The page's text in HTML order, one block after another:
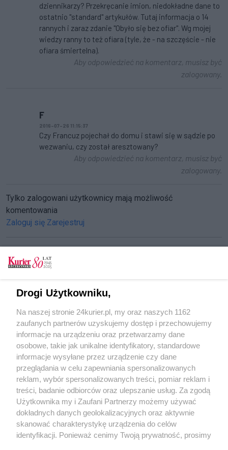
dziennikarzy? Przekręcanie imion, niedokładne dane to
ostatnio "standard" artykułów. Tutaj informacja o 14
rannych i zaraz zdanie "Obyło się bez ofiar". Wg mojej
wiedzy ranny to też ofiara (tyle, że - na szczęście - nie
ofiara śmiertelna).
Aby odpowiedzieć na komentarz, musisz być
zalogowany.
F
2016-07-26 11:15:37
Czy Francuz pojechał do domu i stawi się w sądzie po
wezwaniu, czy został aresztowany?
Aby odpowiedzieć na komentarz, musisz być
zalogowany.
Tylko zalogowani użytkownicy mają możliwość
komentowania
Zaloguj się Zarejestruj
Zginął na pasach
Wypadek na Pogodnie
Barka staranowała łódź
POGODA
20℃
Zobacz prognozę na 3 dni
Drogi Użytkowniku,
Na naszej stronie 24kurier.pl, my oraz naszych 1162
zaufanych partnerów uzyskujemy dostęp i przechowujemy
informacje na urządzeniu oraz przetwarzamy dane
osobowe, takie jak unikalne identyfikatory, standardowe
informacje wysyłane przez urządzenie czy dane
przeglądania w celu zapewniania spersonalizowanych
reklam, wybór spersonalizowanych treści, pomiar reklam i
treści, badanie odbiorców oraz ulepszanie usług. Za zgodą
Użytkownika my i Zaufani Partnerzy możemy używać
dokładnych danych geolokalizacyjnych oraz aktywnie
skanować charakterystykę urządzenia do celów
identyfikacji. Ponieważ cenimy Twoją prywatność, prosimy